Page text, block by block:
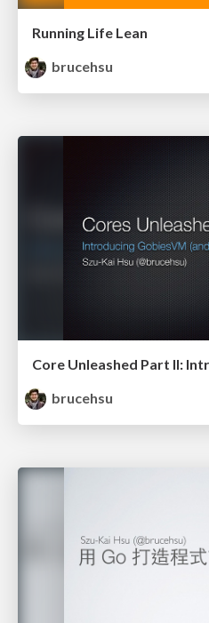
Running Life Lean
brucehsu
brucehsu